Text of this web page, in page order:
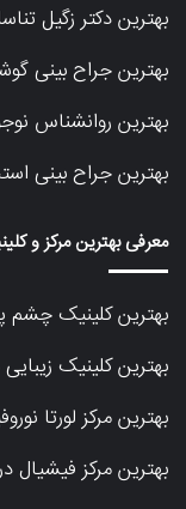
بهترین دکتر زگیل
بهترین جراح بینی
بهترین روانشناس
بهترین جراح بینی
معرفی بهترین مرکز و
بهترین کلینیک چشم
بهترین کلینیک
بهترین مرکز لورتا
بهترین مرکز فیشیال